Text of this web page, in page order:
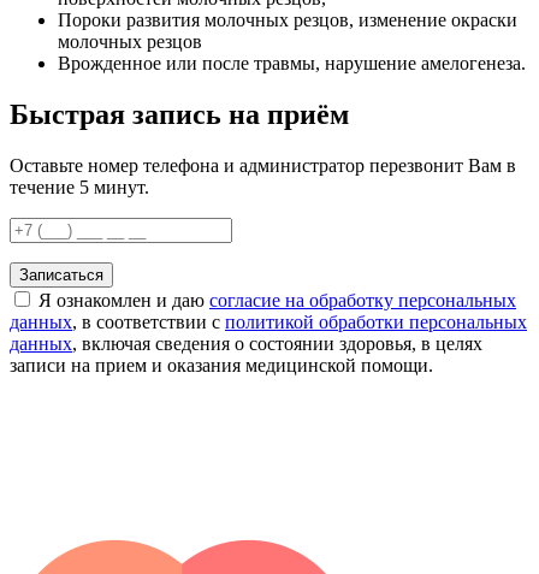
Пороки развития молочных резцов, изменение окраски
молочных резцов
Врожденное или после травмы, нарушение амелогенеза.
Быстрая запись на приём
Оставьте номер телефона и администратор перезвонит Вам в
течение 5 минут.
Записаться
Я ознакомлен и даю согласие на обработку персональных
данных, в соответствии с политикой обработки персональных
данных, включая сведения о состоянии здоровья, в целях
записи на прием и оказания медицинской помощи.